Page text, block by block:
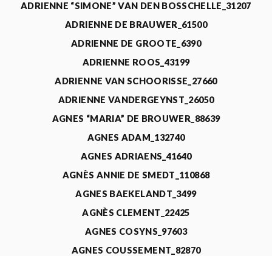
ADRIENNE “SIMONE” VAN DEN BOSSCHELLE_31207
ADRIENNE DE BRAUWER_61500
ADRIENNE DE GROOTE_6390
ADRIENNE ROOS_43199
ADRIENNE VAN SCHOORISSE_27660
ADRIENNE VANDERGEYNST_26050
AGNES “MARIA” DE BROUWER_88639
AGNES ADAM_132740
AGNES ADRIAENS_41640
AGNÈS ANNIE DE SMEDT_110868
AGNES BAEKELANDT_3499
AGNÈS CLEMENT_22425
AGNES COSYNS_97603
AGNES COUSSEMENT_82870